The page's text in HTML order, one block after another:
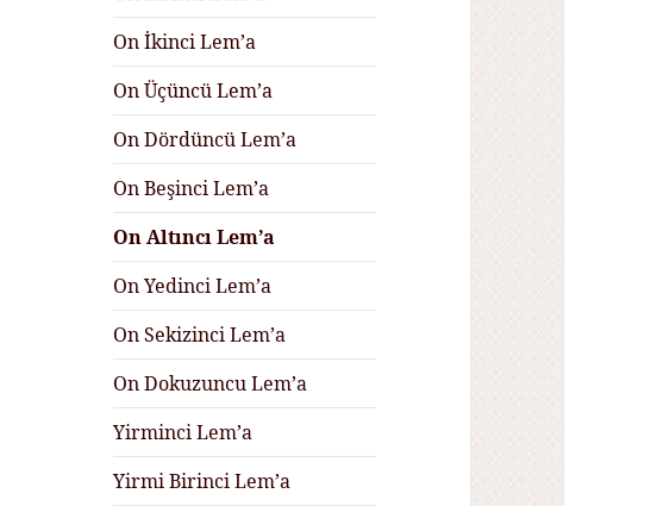
On İkinci Lem’a
On Üçüncü Lem’a
On Dördüncü Lem’a
On Beşinci Lem’a
On Altıncı Lem’a
On Yedinci Lem’a
On Sekizinci Lem’a
On Dokuzuncu Lem’a
Yirminci Lem’a
Yirmi Birinci Lem’a